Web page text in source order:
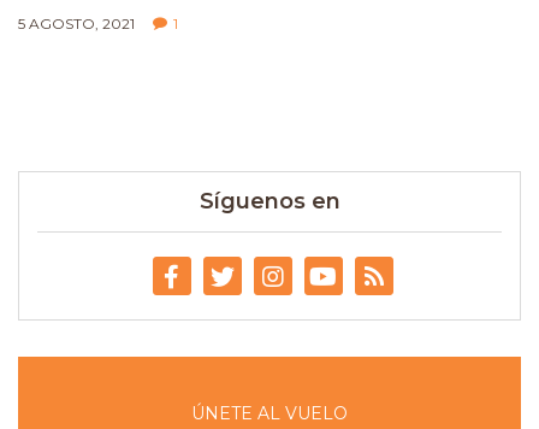
5 AGOSTO, 2021 1
Síguenos en
ÚNETE AL VUELO